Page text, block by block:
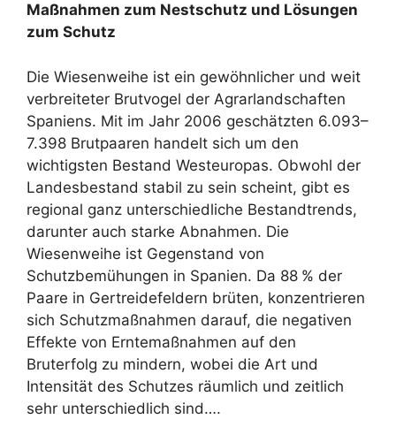
Maßnahmen zum Nestschutz und Lösungen
zum Schutz
Die Wiesenweihe ist ein gewöhnlicher und weit
verbreiteter Brutvogel der Agrarlandschaften
Spaniens. Mit im Jahr 2006 geschätzten 6.093–
7.398 Brutpaaren handelt sich um den
wichtigsten Bestand Westeuropas. Obwohl der
Landesbestand stabil zu sein scheint, gibt es
regional ganz unterschiedliche Bestandtrends,
darunter auch starke Abnahmen. Die
Wiesenweihe ist Gegenstand von
Schutzbemühungen in Spanien. Da 88 % der
Paare in Gertreidefeldern brüten, konzentrieren
sich Schutzmaßnahmen darauf, die negativen
Effekte von Erntemaßnahmen auf den
Bruterfolg zu mindern, wobei die Art und
Intensität des Schutzes räumlich und zeitlich
sehr unterschiedlich sind….